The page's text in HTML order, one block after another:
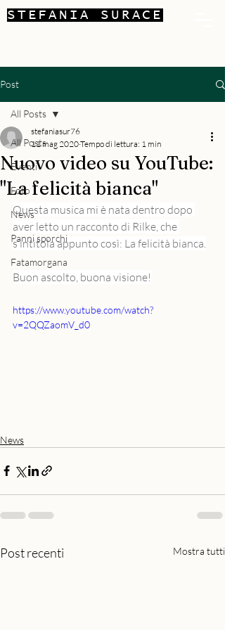
STEFANIA SURACE
Post
All Posts
Eventi
Foto
News
Panni sporchi
Fatamorgana
All Posts
Nuovo video su YouTube:
"La felicità bianca"
stefaniasur76
11 mag 2020Tempo di lettura: 1 min
Questa musica mi è nata dentro dopo
aver letto un racconto di Rilke, che
s’intitola appunto così: La felicità bianca.
Buon ascolto, buona visione!
https://www.youtube.com/watch?
v=2QQZaomV_d0
News
Post recenti Mostra tutti